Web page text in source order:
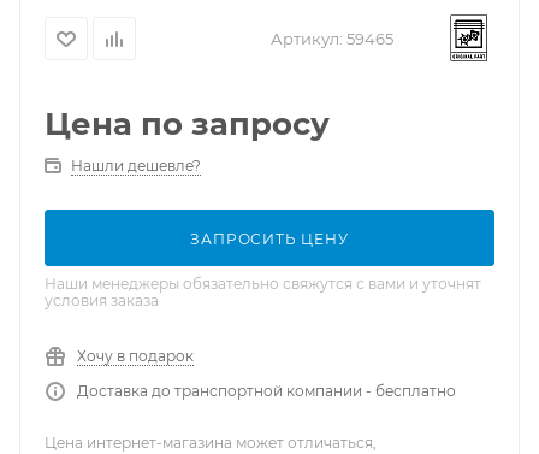
Артикул: 59465
Цена по запросу
Нашли дешевле?
ЗАПРОСИТЬ ЦЕНУ
Наши менеджеры обязательно свяжутся с вами и уточнят
условия заказа
Хочу в подарок
Доставка до транспортной компании - бесплатно
Цена интернет-магазина может отличаться,